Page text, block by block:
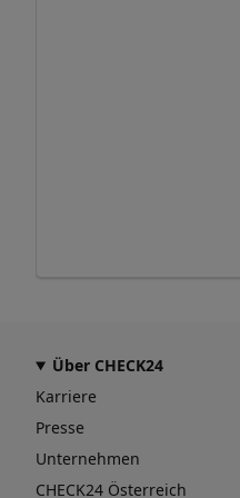
Über CHECK24
Karriere
Presse
Unternehmen
CHECK24 Österreich